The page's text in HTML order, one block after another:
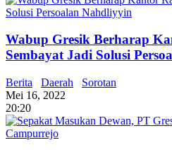
Wabup Gresik Berharap
Sembayat Jadi Solusi
Berita Daerah
Sorotan
Mei 16, 2022
20:20